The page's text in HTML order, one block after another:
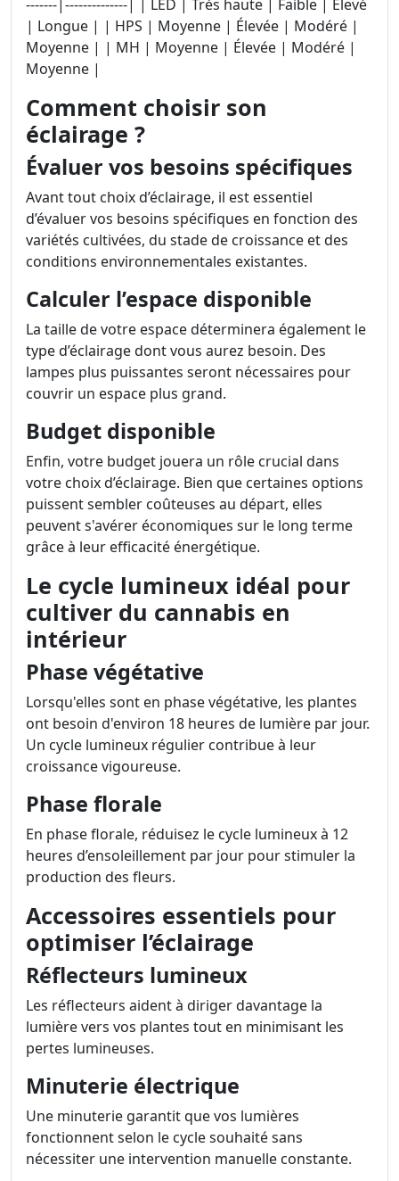
-------|--------------| | LED | Très haute | Faible | Élevé
| Longue | | HPS | Moyenne | Élevée | Modéré |
Moyenne | | MH | Moyenne | Élevée | Modéré |
Moyenne |
Comment choisir son
éclairage ?
Évaluer vos besoins spécifiques
Avant tout choix d’éclairage, il est essentiel
d’évaluer vos besoins spécifiques en fonction des
variétés cultivées, du stade de croissance et des
conditions environnementales existantes.
Calculer l’espace disponible
La taille de votre espace déterminera également le
type d’éclairage dont vous aurez besoin. Des
lampes plus puissantes seront nécessaires pour
couvrir un espace plus grand.
Budget disponible
Enfin, votre budget jouera un rôle crucial dans
votre choix d’éclairage. Bien que certaines options
puissent sembler coûteuses au départ, elles
peuvent s'avérer économiques sur le long terme
grâce à leur efficacité énergétique.
Le cycle lumineux idéal pour
cultiver du cannabis en
intérieur
Phase végétative
Lorsqu'elles sont en phase végétative, les plantes
ont besoin d'environ 18 heures de lumière par jour.
Un cycle lumineux régulier contribue à leur
croissance vigoureuse.
Phase florale
En phase florale, réduisez le cycle lumineux à 12
heures d’ensoleillement par jour pour stimuler la
production des fleurs.
Accessoires essentiels pour
optimiser l’éclairage
Réflecteurs lumineux
Les réflecteurs aident à diriger davantage la
lumière vers vos plantes tout en minimisant les
pertes lumineuses.
Minuterie électrique
Une minuterie garantit que vos lumières
fonctionnent selon le cycle souhaité sans
nécessiter une intervention manuelle constante.